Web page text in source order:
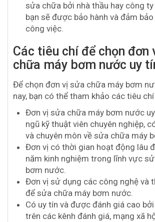
sửa chữa bởi nhà thầu hay công ty
bạn sẽ được bảo hành và đảm
công việc.
Các tiêu chí để chọn đơn
chữa máy bơm nước uy
Để chọn đơn vị sửa chữa máy bơm
nay, bạn có thể tham khảo các tiêu
Đơn vị sửa chữa máy bơm nước
ngũ kỹ thuật viên chuyên nghiệp,
và chuyên môn về sửa chữa máy
Đơn vị có thời gian hoạt động lâu
năm kinh nghiệm trong lĩnh vực
bơm nước.
Đơn vị sử dụng các công nghệ và
để sửa chữa máy bơm nước.
Có uy tín và được đánh giá cao
trên các kênh đánh giá, mạng xã